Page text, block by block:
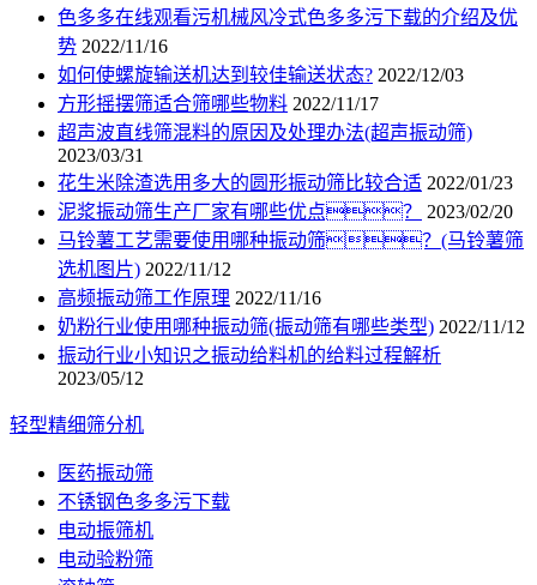
色多多在线观看污机械风冷式色多多污下载的介绍及优
势 2022/11/16
如何使螺旋输送机达到较佳输送状态? 2022/12/03
方形摇摆筛适合筛哪些物料 2022/11/17
超声波直线筛混料的原因及处理办法(超声振动筛)
2023/03/31
花生米除渣选用多大的圆形振动筛比较合适 2022/01/23
泥浆振动筛生产厂家有哪些优点？
2023/02/20
马铃薯工艺需要使用哪种振动筛？(马铃薯筛
选机图片) 2022/11/12
高频振动筛工作原理 2022/11/16
奶粉行业使用哪种振动筛(振动筛有哪些类型) 2022/11/12
振动行业小知识之振动给料机的给料过程解析
2023/05/12
轻型精细筛分机
医药振动筛
不锈钢色多多污下载
电动振筛机
电动验粉筛